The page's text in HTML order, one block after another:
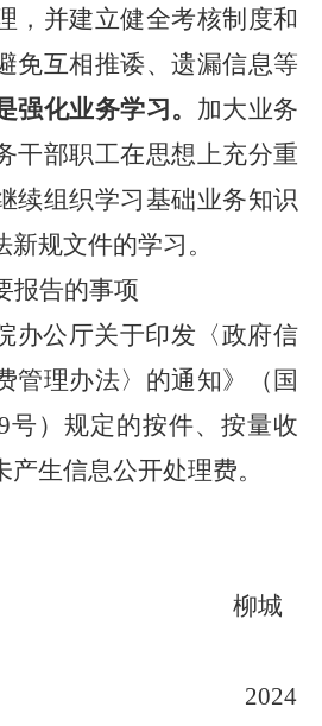
，并建立健全考核制度和
免互相推诿、遗漏信息等
强化业务学习。 加大业务
干部职工在思想上充分重
续组织学习基础业务知识
规文件的学习。
报告的事项
办公厅关于印发〈政府信
管理办法〉的通知》（国
号）规定的按件、按量收
生信息公开处理费。
柳城
2024